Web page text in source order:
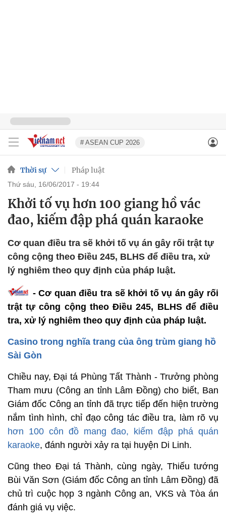
# ASEAN CUP 2026
Thời sự Pháp luật
thứ sáu, 16/06/2017 - 19:44
Khởi tố vụ hơn 100 giang hồ vác
đao, kiếm đập phá quán karaoke
Cơ quan điều tra sẽ khởi tố vụ án gây rối trật tự
công cộng theo Điều 245, BLHS để điều tra, xử
lý nghiêm theo quy định của pháp luật.
- Cơ quan điều tra sẽ khởi tố vụ án gây rối
trật tự công cộng theo Điều 245, BLHS để điều
tra, xử lý nghiêm theo quy định của pháp luật.
Casino trong nghĩa trang của ông trùm giang hồ
Sài Gòn
Chiều nay, Đại tá Phùng Tất Thành - Trưởng phòng
Tham mưu (Công an tỉnh Lâm Đồng) cho biết, Ban
Giám đốc Công an tỉnh đã trực tiếp đến hiện trường
nắm tình hình, chỉ đạo công tác điều tra, làm rõ vụ
hơn 100 côn đồ mang đao, kiếm đập phá quán
karaoke, đánh người xảy ra tại huyện Di Linh.
Cũng theo Đại tá Thành, cùng ngày, Thiếu tướng
Bùi Văn Sơn (Giám đốc Công an tỉnh Lâm Đồng) đã
chủ trì cuộc họp 3 ngành Công an, VKS và Tòa án
đánh giá vụ việc.